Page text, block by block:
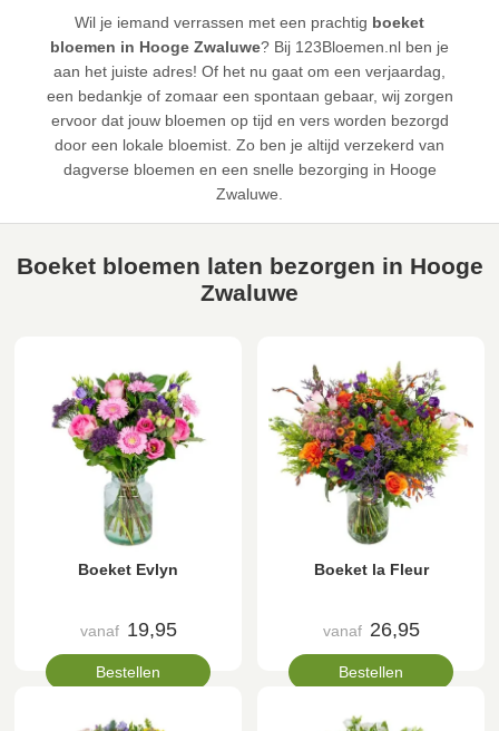
Wil je iemand verrassen met een prachtig boeket
bloemen in Hooge Zwaluwe? Bij 123Bloemen.nl ben je
aan het juiste adres! Of het nu gaat om een verjaardag,
een bedankje of zomaar een spontaan gebaar, wij zorgen
ervoor dat jouw bloemen op tijd en vers worden bezorgd
door een lokale bloemist. Zo ben je altijd verzekerd van
dagverse bloemen en een snelle bezorging in Hooge
Zwaluwe.
Boeket bloemen laten bezorgen in Hooge
Zwaluwe
Boeket Evlyn
vanaf 19,95
Bestellen
Boeket la Fleur
vanaf 26,95
Bestellen